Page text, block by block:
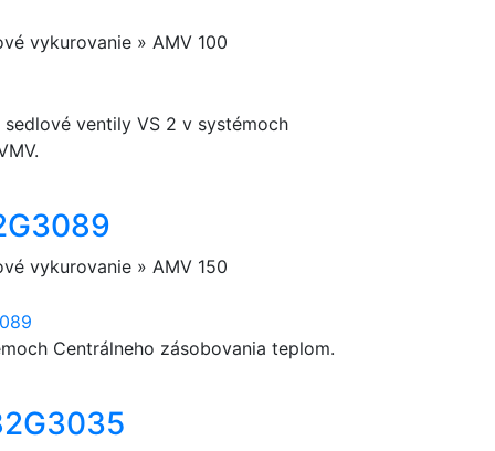
vykurovanie » AMV 100
ventily VS 2 v systémoch
vykurovanie » AMV 150
Centrálneho zásobovania teplom.